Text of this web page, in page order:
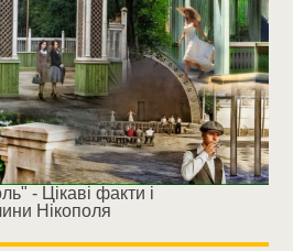
- Цікаві факти і
Нікополя